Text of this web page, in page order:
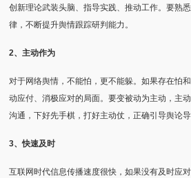
创新理论武装头脑、指导实践、推动工作。要熟
律，不断提升舆情跟踪研判能力。
2、主动作为
对于网络舆情，不能怕，更不能躲。如果存在怕
动应付、消极应对的局面。要变被动为主动，主
沟通，下好先手棋，打好主动仗，正确引导舆论导
3、快速及时
互联网时代信息传播速度很快，如果没有及时应